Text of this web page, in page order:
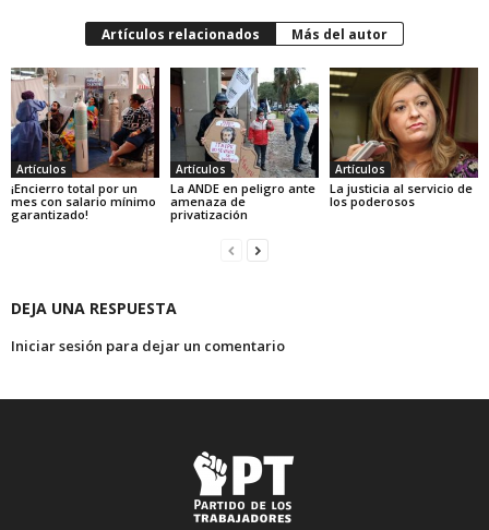
Artículos relacionados Más del autor
Artículos
¡Encierro total por un
mes con salario mínimo
garantizado!
Artículos
La ANDE en peligro ante
amenaza de
privatización
Artículos
La justicia al servicio de
los poderosos
DEJA UNA RESPUESTA
Iniciar sesión para dejar un comentario